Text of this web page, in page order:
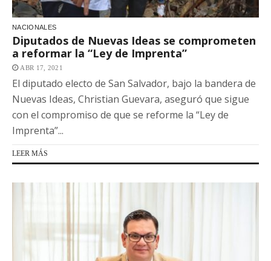
NACIONALES
Diputados de Nuevas Ideas se comprometen
a reformar la “Ley de Imprenta”
ABR 17, 2021
El diputado electo de San Salvador, bajo la bandera de
Nuevas Ideas, Christian Guevara, aseguró que sigue
con el compromiso de que se reforme la “Ley de
Imprenta”...
LEER MÁS